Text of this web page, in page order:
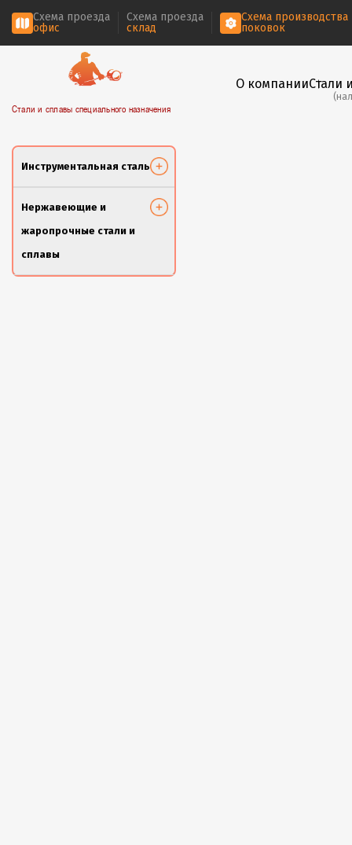
Схема проезда
офис
Схема проезда
склад
Схема производства
поковок
Стали и сплавы специального назначения
О компанииСтали
Инструментальная сталь
Нержавеющие и
жаропрочные стали и
сплавы